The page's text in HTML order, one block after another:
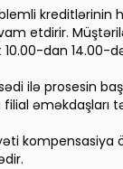
etdirir.
10.00-dan 14.00-
ilə prosesin